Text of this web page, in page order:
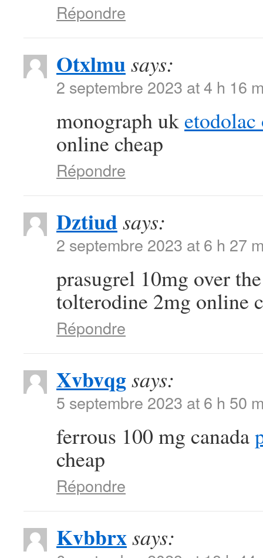
Répondre
Otxlmusays:
2 septembre 2023 at 4 h 16
monograph uk etodolac
online cheap
Répondre
Dztiudsays:
2 septembre 2023 at 6 h 27
prasugrel 10mg over
tolterodine 2mg online
Répondre
Xvbvqgsays:
5 septembre 2023 at 6 h 50
ferrous 100 mg canada
cheap
Répondre
Kvbbrxsays: